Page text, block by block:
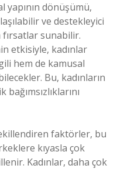
yapının dönüşümü,
ve destekleyici
sunabilir.
etkisiyle, kadınlar
hem de kamusal
Bu, kadınların
faktörler, bu
kıyasla çok
Kadınlar, daha çok